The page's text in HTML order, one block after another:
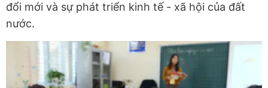
đổi mới và sự phát triển kinh tế - xã hội của đất
nước.